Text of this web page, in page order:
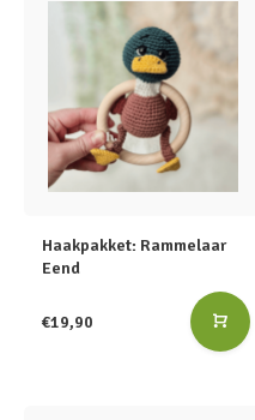
Haakpakket: Rammelaar
Eend
€19,90